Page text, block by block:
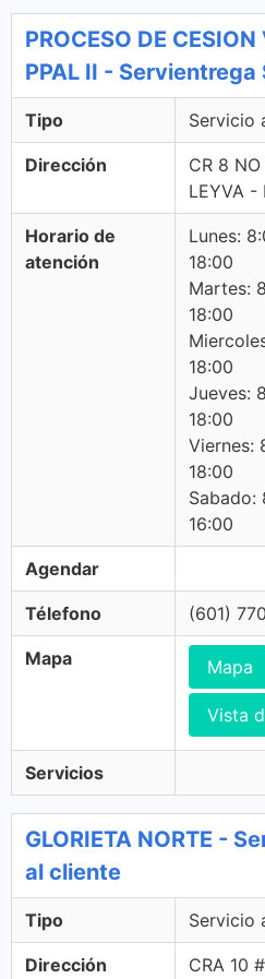
PROCESO DE
PPAL II -
Tipo Servicio
Dirección
CR 8
LEYVA -
Horario de
atención
Lunes:
18:00
Martes:
18:00
18:00
Jueves:
18:00
Viernes:
18:00
Sabado:
16:00
Agendar
Télefono (601)
Mapa Mapa
Vista
Servicios
GLORIETA NORTE -
al cliente
Tipo Servicio
Dirección
CRA 10